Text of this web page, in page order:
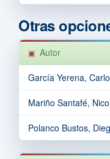
Otras
Autor
García Yerena,
Mariño Santafé,
Polanco Bustos,